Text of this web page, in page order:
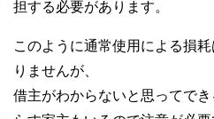
担する必要があります。
このように通常使用による損
りませんが、
借主がわからないと思ってで